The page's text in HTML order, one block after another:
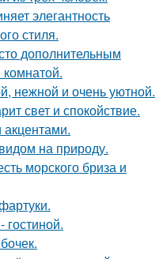
элегантность
стиля.
дополнительным
нежной и очень уютной.
свет и спокойствие.
на природу.
морского бриза и
гостиной.